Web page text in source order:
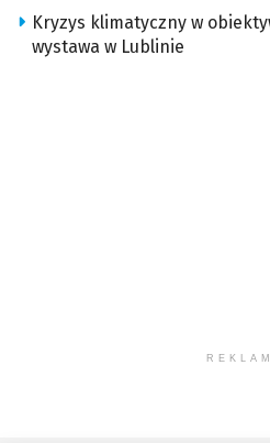
Kryzys klimatyczny w
wystawa w Lublinie